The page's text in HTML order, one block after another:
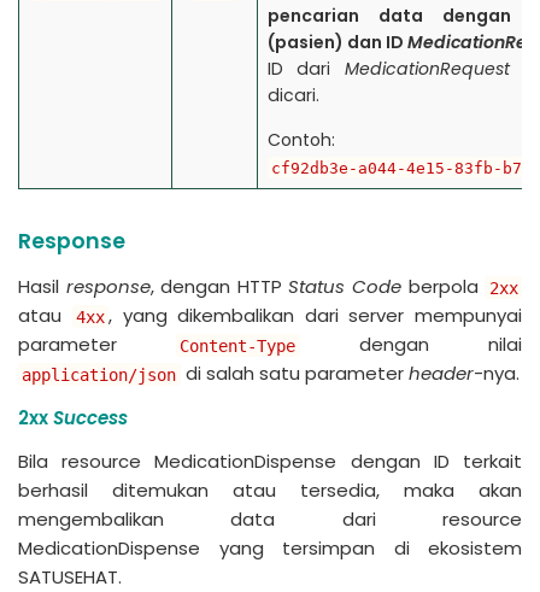
pencarian data dengan
(pasien) dan ID
ID dari MedicationRequest
dicari.
Contoh:
cf92db3e-a044-4e15-83fb-
Response
Hasil response, dengan HTTPStatus Code berpola 2xx
atau 4xx , yang dikembalikan dari server mempunyai
parameter
Content-Type dengan nilai
application/json di salah satu parameterheader-nya.
2xxSuccess
Bila resource MedicationDispense dengan ID terkait
berhasil ditemukan atau tersedia, maka akan
mengembalikan data dari resource
MedicationDispense yang tersimpan di ekosistem
SATUSEHAT.